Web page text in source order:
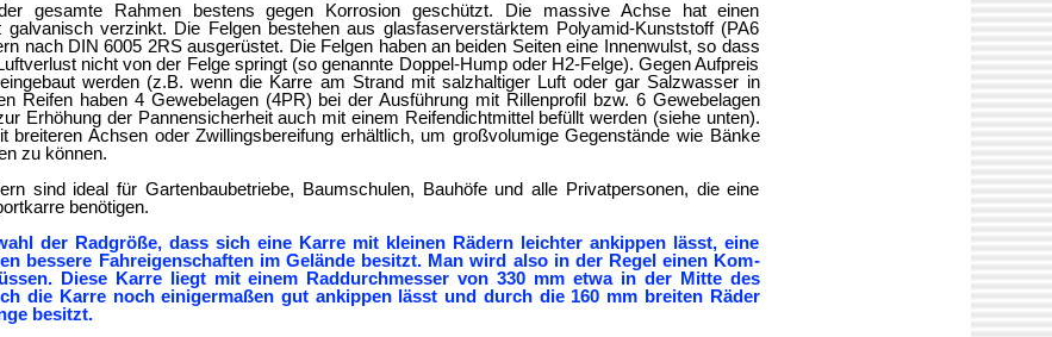
gesamte Rahmen bestens gegen Korrosion geschützt. Die massive Achse hat einen
verzinkt. Die Felgen bestehen aus glasfaserverstärktem Polyamid-Kunststoff (PA6
nach DIN 6005 2RS ausgerüstet. Die Felgen haben an beiden Seiten eine Innenwulst, so dass
nicht von der Felge springt (so genannte Doppel-Hump oder H2-Felge). Gegen Aufpreis
werden (z.B. wenn die Karre am Strand mit salzhaltiger Luft oder gar Salzwasser in
Reifen haben 4 Gewebelagen (4PR) bei der Ausführung mit Rillenprofil bzw. 6 Gewebelagen
Erhöhung der Pannensicherheit auch mit einem Reifen­dicht­mittel befüllt werden (siehe unten).
breiteren Achsen oder Zwillingsbereifung erhältlich, um großvolumige Gegenstände wie Bänke
zu können.
sind ideal für Gartenbaubetriebe, Baum­schulen, Bauhöfe und alle Privatpersonen, die eine
benötigen.
der Radgröße, dass sich eine Karre mit kleinen Rädern leichter ankippen lässt, eine
bessere Fahr­eigen­schaften im Gelände besitzt. Man wird also in der Re­gel einen Kom­
Diese Karre liegt mit ei­nem Raddurchmesser von 330 mm etwa in der Mitte des
die Karre noch einigermaßen gut ankippen lässt und durch die 160 mm breiten Räder
besitzt.